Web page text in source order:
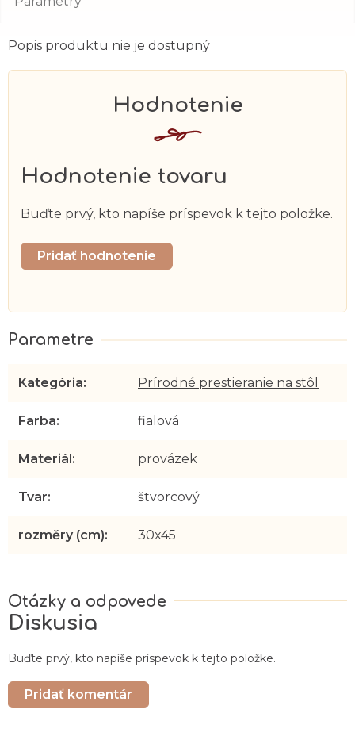
Popis produktu nie je dostupný
Hodnotenie tovaru
Buďte prvý, kto napíše príspevok k tejto položke.
Pridať hodnotenie
Diskusia
Buďte prvý, kto napíše príspevok k tejto položke.
Pridať komentár
Kategória: Prírodné prestieranie na stôl
Farba: fialová
Materiál: provázek
Tvar: štvorcový
rozměry (cm): 30x45